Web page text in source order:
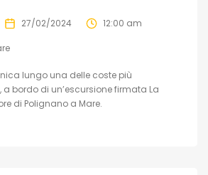
27/02/2024 12:00 am
lungo una delle coste più
a bordo di un’escursione firmata La
di Polignano a Mare.